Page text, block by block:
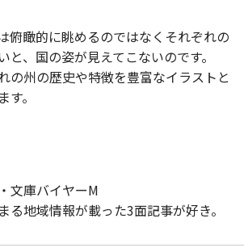
俯瞰的に眺めるのではなくそれぞれの
と、国の姿が見えてこないのです。
の州の歴史や特徴を豊富なイラストと
。
文庫バイヤーM
る地域情報が載った3面記事が好き。